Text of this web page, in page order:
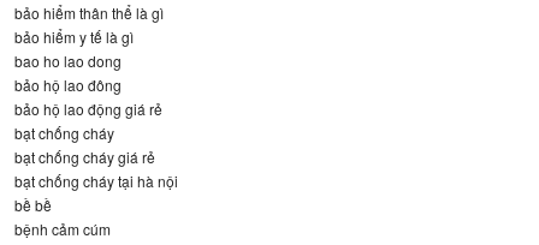
bảo hiểm thân thể là gì
bảo hiểm y tế là gì
bao ho lao dong
bảo hộ lao đông
bảo hộ lao động giá rẻ
bạt chống cháy
bạt chống cháy giá rẻ
bạt chống cháy tại hà nội
bề bề
bệnh cảm cúm